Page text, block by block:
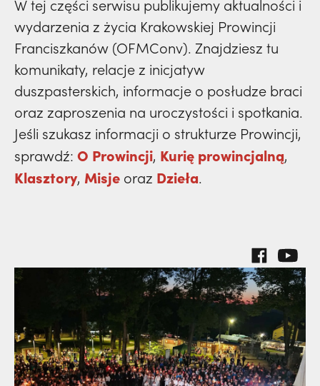
klasztory
kuria prowincjalna
ochrona małoletnich
święci
dzieła
misje
klasztory
kuria prowincjalna
ochrona małoletnich
powołanie
dzieła
misje
klasztory
kuria prowincjalna
wydarzenia
prowincja
powołanie
dzieła
misje
klasztory
33) | o. Zdzisław Kijas,Otwierał misję w
Pariacoto. Wrócił na pogrzeb braci. |
JESTEM
W tej części serwisu publikujemy aktualności i
wydarzenia z życia Krakowskiej Prowincji
Franciszkanów (OFMConv). Znajdziesz tu
komunikaty, relacje z inicjatyw
duszpasterskich, informacje o posłudze braci
oraz zaproszenia na uroczystości i spotkania.
Jeśli szukasz informacji o strukturze Prowincji,
sprawdź: O Prowincji, Kurię prowincjalną,
Klasztory, Misje oraz Dzieła.